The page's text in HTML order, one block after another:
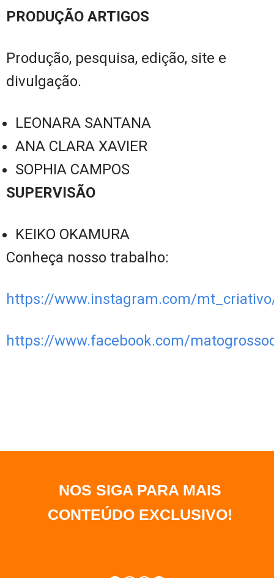
PRODUÇÃO ARTIGOS
Produção, pesquisa, edição, site e
divulgação.
LEONARA SANTANA
ANA CLARA XAVIER
SOPHIA CAMPOS
SUPERVISÃO
KEIKO OKAMURA
Conheça nosso trabalho:
https://www.instagram.com/
https://www.facebook.com/
NOS SIGA PARA MAIS
CONTEÚDO EXCLUSIVO!